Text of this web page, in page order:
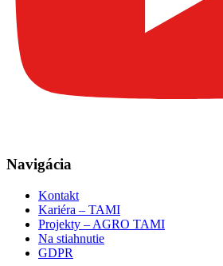
Navigácia
Kontakt
Kariéra – TAMI
Projekty – AGRO TAMI
Na stiahnutie
GDPR